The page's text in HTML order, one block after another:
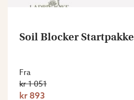
Soil Blocker Startpakke
Fra
kr 1 051
kr 893